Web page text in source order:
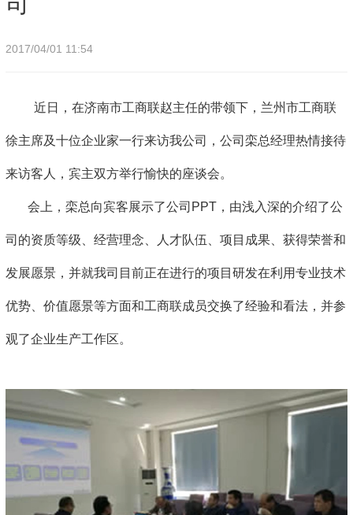
2017/04/01 11:54
近日，在济南市工商联赵主任的带领下，兰州市工商联
徐主席及十位企业家一行来访我公司，公司栾总经理热情接待
来访客人，宾主双方举行愉快的座谈会。
会上，栾总向宾客展示了公司PPT，由浅入深的介绍了公
司的资质等级、经营理念、人才队伍、项目成果、获得荣誉和
发展愿景，并就我司目前正在进行的项目研发在利用专业技术
优势、价值愿景等方面和工商联成员交换了经验和看法，并参
观了企业生产工作区。